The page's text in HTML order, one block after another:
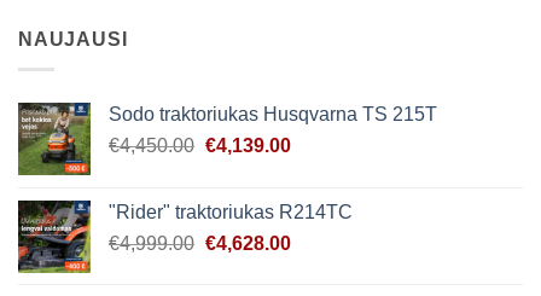
NAUJAUSI
Sodo traktoriukas Husqvarna TS 215T
€4,450.00 Original
€4,450.00.
€4,139.00Current
€4,139.00.
"Rider" traktoriukas R214TC
€4,999.00 Original
€4,628.00Current